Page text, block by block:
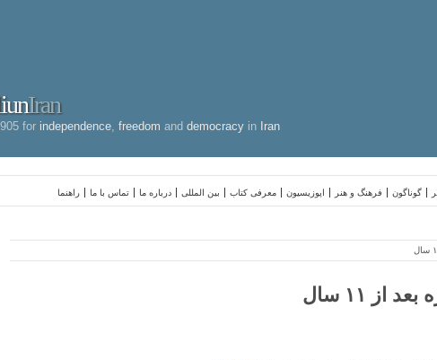
Iran
for independence freedom and democracy in Iran
راهنما تماس با ما درباره ما بین المللی معرفی کتاب اپوزیسیون فرهنگ و هنر گوناگون
از ۱۱ سال